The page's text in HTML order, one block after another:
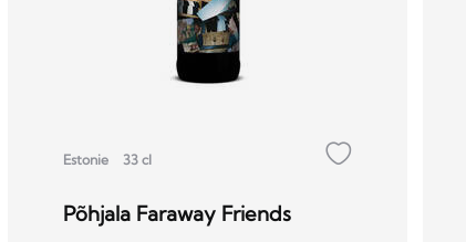
Estonie 33 cl
Põhjala Faraway Friends